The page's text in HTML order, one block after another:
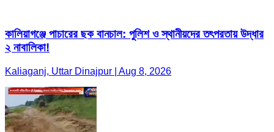
কালিয়াগঞ্জে পাচারের ছক বানচাল: পুলিশ ও স্থানীয়দের তৎপরতায় উদ্ধার
২ নাবালিকা!
Kaliaganj, Uttar Dinajpur | Aug 8, 2026